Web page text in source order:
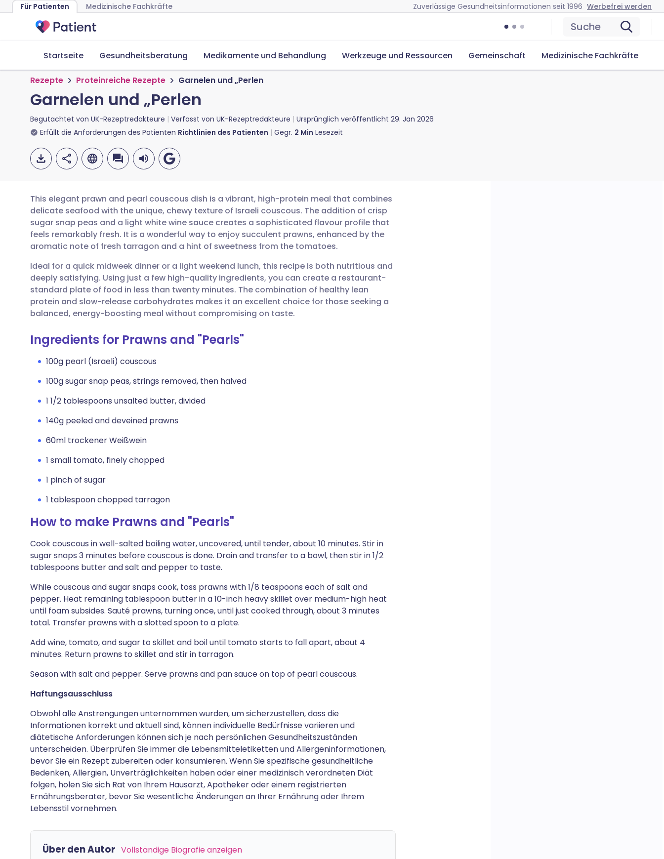
Für Patienten Medizinische Fachkräfte Zuverlässige Gesundheitsinformationen seit 1996 Werbefrei werden
Suche
Startseite Gesundheitsberatung Medikamente und Behandlung Werkzeuge und Ressourcen Gemeinschaft Medizinische Fachkräfte
Rezepte Proteinreiche Rezepte Garnelen und „Perlen
Garnelen und „Perlen
Begutachtet von UK-Rezeptredakteure Verfasst von UK-Rezeptredakteure Ursprünglich veröffentlicht 29. Jan 2026
Erfüllt die Anforderungen des Patienten Richtlinien des Patienten Gegr. 2 Min Lesezeit
Per E-Mail teilen
Teilen über Facebook
Teilen über LinkedIn
Teilen über X
Teilen über WhatsApp
Link kopieren
🇬🇧 English 🇩🇪 Deutsch
🇪🇸 Español 🇫🇷 Français
🇮🇹 Italiano 🇵🇹 Português
🇮🇳 हिन्दी 🇮🇱 עברית
🇸🇦 عربي 🇸🇪 Svenska
This elegant prawn and pearl couscous dish is a vibrant, high-protein meal that combines
delicate seafood with the unique, chewy texture of Israeli couscous. The addition of crisp
sugar snap peas and a light white wine sauce creates a sophisticated flavour profile that
feels remarkably fresh. It is a wonderful way to enjoy succulent prawns, enhanced by the
aromatic note of fresh tarragon and a hint of sweetness from the tomatoes.
Ideal for a quick midweek dinner or a light weekend lunch, this recipe is both nutritious and
deeply satisfying. Using just a few high-quality ingredients, you can create a restaurant-
standard plate of food in less than twenty minutes. The combination of healthy lean
protein and slow-release carbohydrates makes it an excellent choice for those seeking a
balanced, energy-boosting meal without compromising on taste.
Ingredients for Prawns and "Pearls"
100g pearl (Israeli) couscous
100g sugar snap peas, strings removed, then halved
1 1/2 tablespoons unsalted butter, divided
140g peeled and deveined prawns
60ml trockener Weißwein
1 small tomato, finely chopped
1 pinch of sugar
1 tablespoon chopped tarragon
How to make Prawns and "Pearls"
Cook couscous in well-salted boiling water, uncovered, until tender, about 10 minutes. Stir in
sugar snaps 3 minutes before couscous is done. Drain and transfer to a bowl, then stir in 1/2
tablespoons butter and salt and pepper to taste.
While couscous and sugar snaps cook, toss prawns with 1/8 teaspoons each of salt and
pepper. Heat remaining tablespoon butter in a 10-inch heavy skillet over medium-high heat
until foam subsides. Sauté prawns, turning once, until just cooked through, about 3 minutes
total. Transfer prawns with a slotted spoon to a plate.
Add wine, tomato, and sugar to skillet and boil until tomato starts to fall apart, about 4
minutes. Return prawns to skillet and stir in tarragon.
Season with salt and pepper. Serve prawns and pan sauce on top of pearl couscous.
Haftungsausschluss
Obwohl alle Anstrengungen unternommen wurden, um sicherzustellen, dass die
Informationen korrekt und aktuell sind, können individuelle Bedürfnisse variieren und
diätetische Anforderungen können sich je nach persönlichen Gesundheitszuständen
unterscheiden. Überprüfen Sie immer die Lebensmitteletiketten und Allergeninformationen,
bevor Sie ein Rezept zubereiten oder konsumieren. Wenn Sie spezifische gesundheitliche
Bedenken, Allergien, Unverträglichkeiten haben oder einer medizinisch verordneten Diät
folgen, holen Sie sich Rat von Ihrem Hausarzt, Apotheker oder einem registrierten
Ernährungsberater, bevor Sie wesentliche Änderungen an Ihrer Ernährung oder Ihrem
Lebensstil vornehmen.
Über den Autor Vollständige Biografie anzeigen